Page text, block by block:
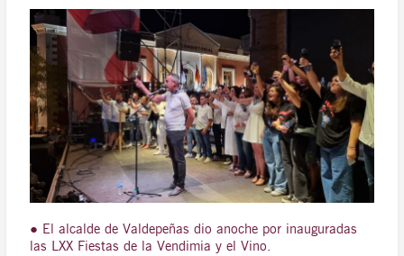
● El alcalde de Valdepeñas dio anoche por inauguradas
las LXX Fiestas de la Vendimia y el Vino.